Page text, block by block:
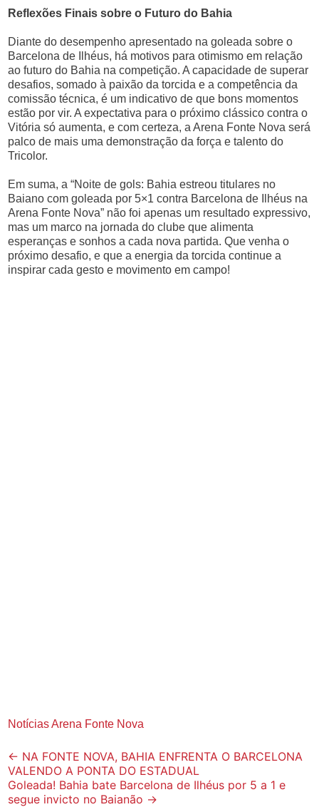
Reflexões Finais sobre o Futuro do Bahia
Diante do desempenho apresentado na goleada sobre o
Barcelona de Ilhéus, há motivos para otimismo em relação
ao futuro do Bahia na competição. A capacidade de superar
desafios, somado à paixão da torcida e a competência da
comissão técnica, é um indicativo de que bons momentos
estão por vir. A expectativa para o próximo clássico contra o
Vitória só aumenta, e com certeza, a Arena Fonte Nova será
palco de mais uma demonstração da força e talento do
Tricolor.
Em suma, a “Noite de gols: Bahia estreou titulares no
Baiano com goleada por 5×1 contra Barcelona de Ilhéus na
Arena Fonte Nova” não foi apenas um resultado expressivo,
mas um marco na jornada do clube que alimenta
esperanças e sonhos a cada nova partida. Que venha o
próximo desafio, e que a energia da torcida continue a
inspirar cada gesto e movimento em campo!
Notícias Arena Fonte Nova
Post
navigation
← NA FONTE NOVA, BAHIA ENFRENTA O BARCELONA
VALENDO A PONTA DO ESTADUAL
Goleada! Bahia bate Barcelona de Ilhéus por 5 a 1 e
segue invicto no Baianão →